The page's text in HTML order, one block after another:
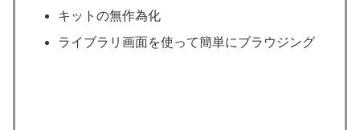
キットの無作為化
ライブラリ画面を使って簡単にブラウジング